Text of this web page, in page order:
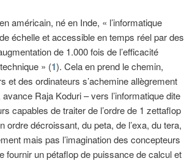
américain, né en Inde, « l’informatique
échelle et accessible en temps réel par des
de 1.000 fois de l’efficacité
» (1). Cela en prend le chemin,
des ordinateurs s’achemine allègrement
Raja Koduri – vers l’informatique dite
capables de traiter de l’ordre de 1 zettaflop
décroissant, du peta, de l’exa, du tera,
mais pas l’imagination des concepteurs
un pétaflop de puissance de calcul et